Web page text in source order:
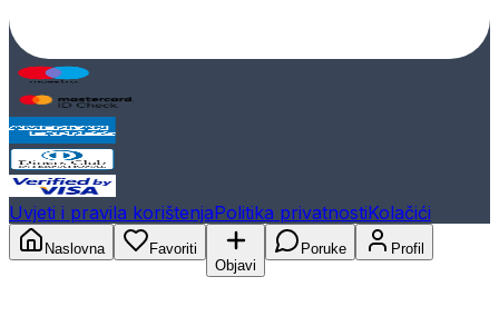
Uvjeti i pravila korištenjaPolitika privatnostiKolačići
Naslovna
Favoriti
Objavi
Poruke Profil